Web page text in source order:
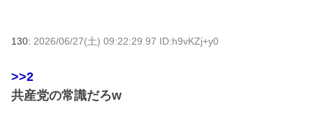
130: 2026/06/27(土) 09:22:29.97 ID:h9vKZj+y0
>>2
共産党の常識だろw